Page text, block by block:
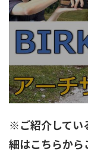
※ご紹介してい
細はこちらから